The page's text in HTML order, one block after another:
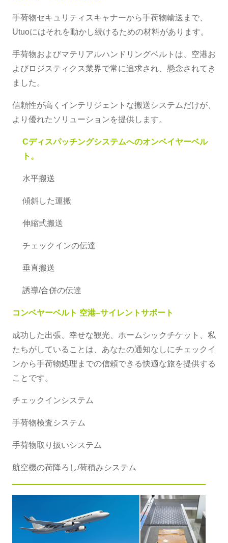
手荷物セキュリティスキャナーから手荷物輸送まで、
Utuoにはそれを動かし続けるための材料があります。
手荷物およびマテリアルハンドリングベルトは、空港お
よびロジスティクス業界で常に追求され、懸念されてき
ました。
信頼性が高くインテリジェントな搬送システムだけが、
より優れたソリューションを提供します。
Cディスパッチングシステムへのオンベイヤーベル
ト。
水平搬送
傾斜した運搬
伸縮式搬送
チェックインの伝達
垂直搬送
誘導/合併の伝達
コンベヤーベルト 空港–サイレントサポート
成功した出張、幸せな観光、ホームシックチケット、私
たちがしていることは、あなたの通知なしにチェックイ
ンから手荷物処理までの信頼できる快適な旅を提供する
ことです。
チェックインシステム
手荷物検査システム
手荷物取り扱いシステム
航空機の荷降ろし/荷積みシステム